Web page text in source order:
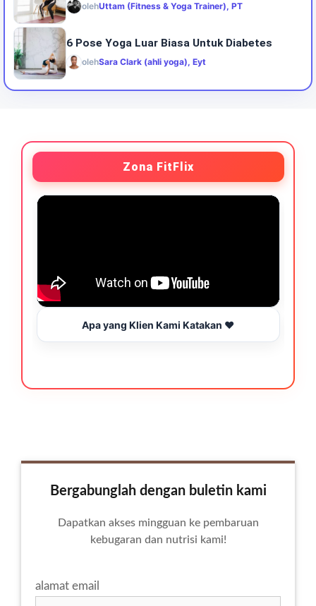
olehUttam (Fitness & Yoga Trainer), PT
6 Pose Yoga Luar Biasa Untuk Diabetes
olehSara Clark (ahli yoga), Eyt
Zona FitFlix
Apa yang Klien Kami Katakan ❤️
Bergabunglah dengan buletin kami
Dapatkan akses mingguan ke pembaruan
kebugaran dan nutrisi kami!
alamat email